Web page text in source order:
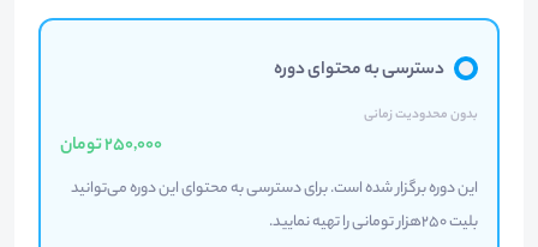
دسترسی به محتوای دوره
بدون محدودیت زمانی
250,000 تومان
اين دوره برگزار شده است. برای دسترسی به محتوای اين دوره می‌توانيد
بلیت 250هزار تومانی را تهيه نماييد.